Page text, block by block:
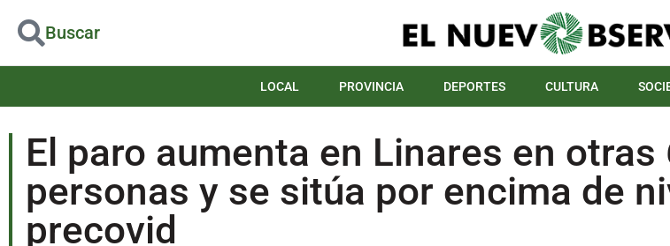
Buscar
LOCAL PROVINCIA DEPORTES CULTURA
El paro aumenta en Linares en otras
personas y se sitúa por encima de
precovid